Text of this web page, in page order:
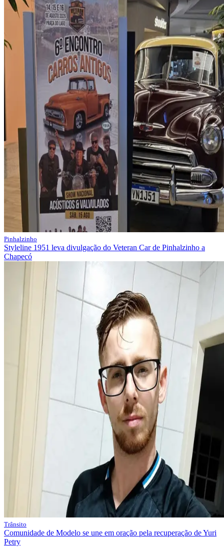
Pinhalzinho
Styleline 1951 leva divulgação do Veteran Car de Pinhalzinho a
Chapecó
Trânsito
Comunidade de Modelo se une em oração pela recuperação de Yuri
Petry